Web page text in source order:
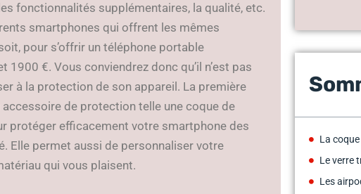
fonctionnalités supplémentaires, la qualité, etc.
smartphones qui offrent les mêmes
pour s’offrir un téléphone portable
€. Vous conviendrez donc qu’il n’est pas
à la protection de son appareil. La première
de protection telle une coque de
protéger efficacement votre smartphone des
Elle permet aussi de personnaliser votre
qui vous plaisent.
La
Le verre
Les